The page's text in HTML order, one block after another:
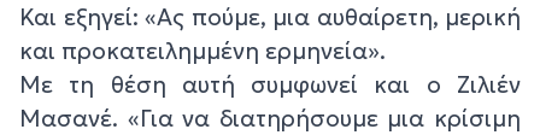
Και εξηγεί: «Ας πούμε, μια αυθαίρετη, μερική
και προκατειλημμένη ερμηνεία».
Με τη θέση αυτή συμφωνεί και ο Ζιλιέν
Μασανέ. «Για να διατηρήσουμε μια κρίσιμη